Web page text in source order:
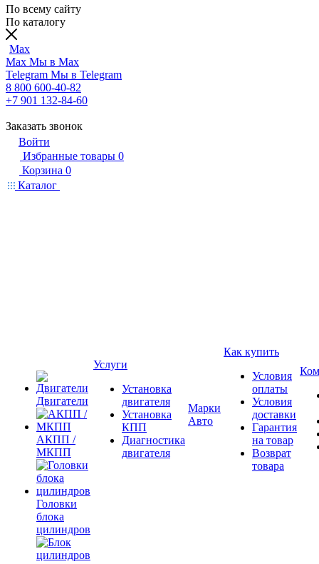
По всему сайту
По каталогу
Max
Max Мы в Max
Telegram Мы в Telegram
8 800 600-40-82
+7 901 132-84-60
Заказать звонок
Войти
Избранные товары 0
Корзина 0
Каталог
Двигатели
АКПП /
МКПП
Головки
блока
цилиндров
Услуги
Установка
двигателя
Установка
КПП
Диагностика
двигателя
Марки
Авто
Как купить
Условия
оплаты
Условия
доставки
Гарантия
на товар
Возврат
товара